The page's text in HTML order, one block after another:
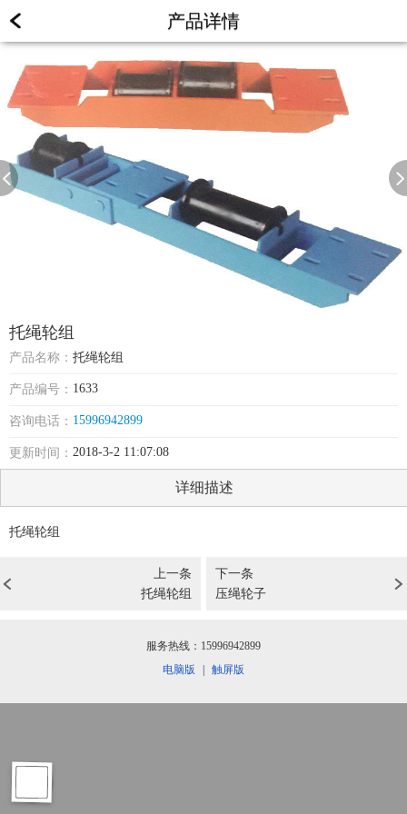
产品详情
托绳轮组
产品名称： 托绳轮组
产品编号： 1633
咨询电话： 15996942899
更新时间： 2018-3-2 11:07:08
详细描述
托绳轮组
上一条
托绳轮组
下一条
压绳轮子
服务热线：15996942899
电脑版
触屏版

